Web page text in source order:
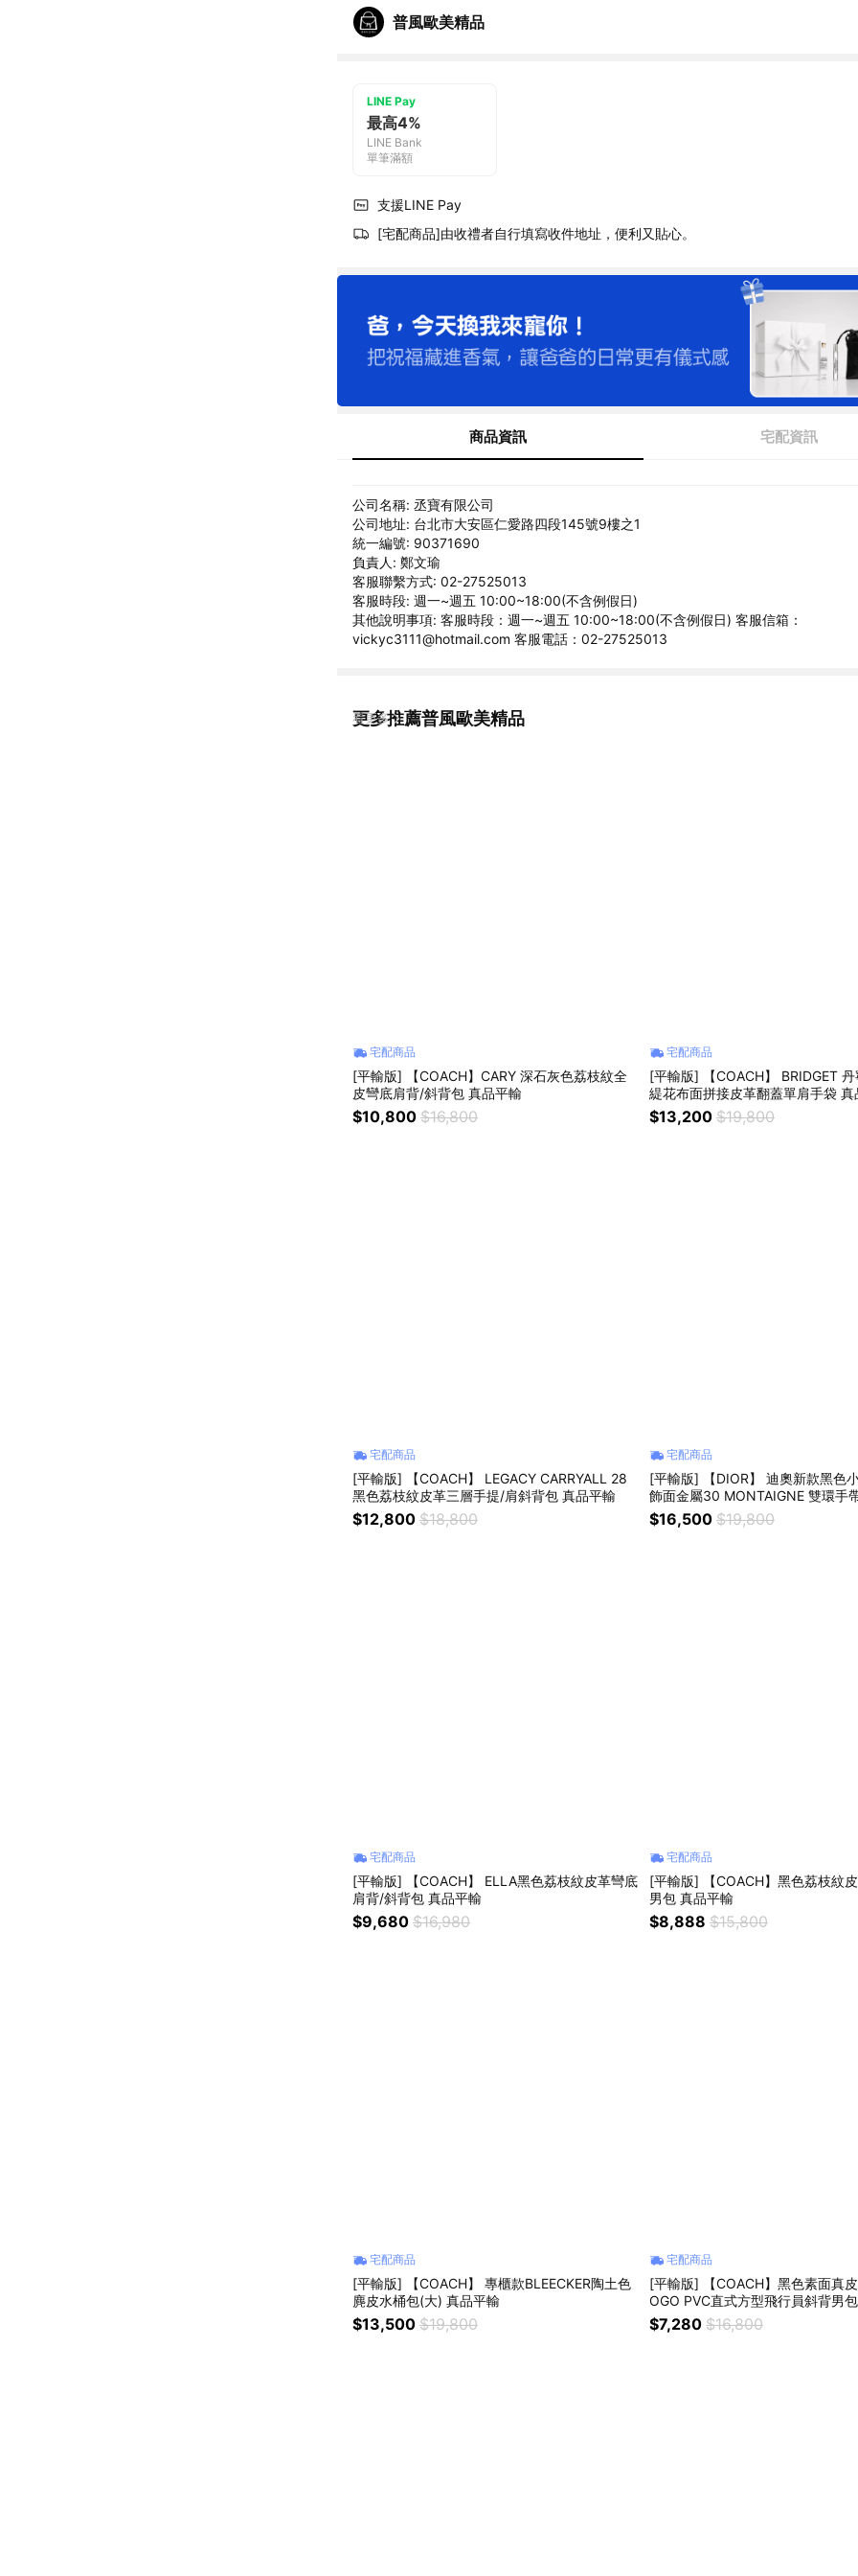
普風歐美精品
LINE Pay
最高4%
LINE Bank
單筆滿額
支援LINE Pay
[宅配商品]由收禮者自行填寫收件地址，便利又貼心。
商品資訊 宅配資訊
公司名稱: 丞寶有限公司
公司地址: 台北市大安區仁愛路四段145號9樓之1
統一編號: 90371690
負責人: 鄭文瑜
客服聯繫方式: 02-27525013
客服時段: 週一~週五 10:00~18:00(不含例假日)
其他說明事項: 客服時段：週一~週五 10:00~18:00(不含例假日) 客服信箱：
vickyc3111@hotmail.com 客服電話：02-27525013
更多推薦普風歐美精品
看更多
宅配商品
[平輸版] 【COACH】CARY 深石灰色荔枝紋全
皮彎底肩背/斜背包 真品平輸
$10,800 $16,800
宅配商品
[平輸版] 【COACH】 BRIDGET
緹花布面拼接皮革翻蓋單肩手袋 真
$13,200 $19,800
宅配商品
[平輸版] 【COACH】 LEGACY CARRYALL 28
黑色荔枝紋皮革三層手提/肩斜背包 真品平輸
$12,800 $18,800
宅配商品
[平輸版] 【DIOR】 迪奧新款黑色
飾面金屬30 MONTAIGNE 雙環手
$16,500 $19,800
宅配商品
[平輸版] 【COACH】 ELLA黑色荔枝紋皮革彎底
肩背/斜背包 真品平輸
$9,680 $16,980
宅配商品
[平輸版] 【COACH】黑色荔枝紋
男包 真品平輸
$8,888 $15,800
宅配商品
[平輸版] 【COACH】 專櫃款BLEECKER陶土色
麂皮水桶包(大) 真品平輸
$13,500 $19,800
宅配商品
[平輸版] 【COACH】黑色素面真
OGO PVC直式方型飛行員斜背男
$7,280 $16,800